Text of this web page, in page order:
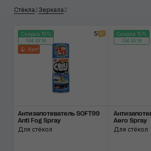
Стёкла2Зеркала2
Скидка 15%
134:33:15
Хит!
5
Антизапотеватель SOFT99
Anti Fog Spray
Для стёкол
Скидка 15%
134:33:15
Aero Spray
Для стёкол